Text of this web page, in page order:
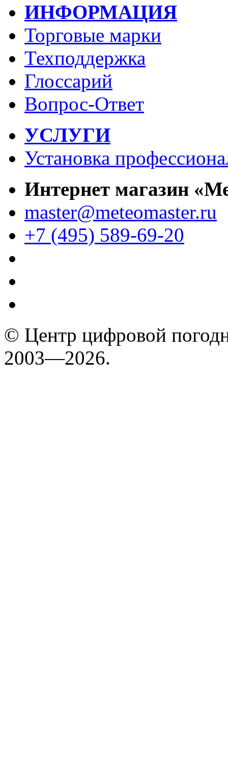
ИНФОРМАЦИЯ
Торговые марки
Техподдержка
Глоссарий
Вопрос-Ответ
УСЛУГИ
Установка
Интернет магазин
master@meteomaster.ru
+7 (495) 589-69-20
© Центр цифровой
2003—2026.